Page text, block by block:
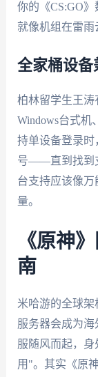
你的《CS:GO
就像机组在雷雨
全家桶设备
柏林留学生王涛
Windows台式机
持单设备登录时
号——直到找到
台支持应该像
量。
《原神
南
米哈游的全球
服务器会成为
服随风而起，
用"。其实《原